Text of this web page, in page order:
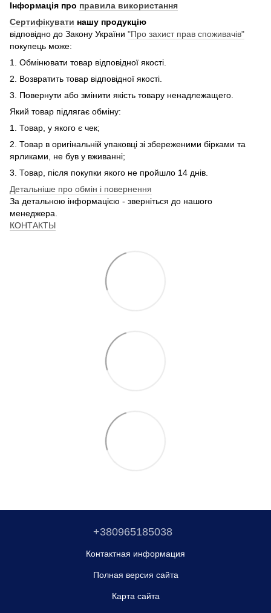
Інформація про правила використання
Сертифікувати нашу продукцію
відповідно до Закону України "Про захист прав споживачів"
покупець може:
1. Обмінювати товар відповідної якості.
2. Возвратить товар відповідної якості.
3. Повернути або змінити якість товару ненадлежащего.
Який товар підлягає обміну:
1. Товар, у якого є чек;
2. Товар в оригінальній упаковці зі збереженими бірками та
ярликами, не був у вживанні;
3. Товар, після покупки якого не пройшло 14 днів.
Детальніше про обмін і повернення
За детальною інформацією - зверніться до нашого
менеджера.
КОНТАКТЫ
+380965185038
Контактная информация
Полная версия сайта
Карта сайта